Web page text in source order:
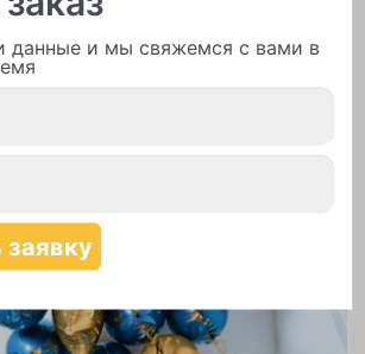
из шаров
данные и мы свяжемся с вами в